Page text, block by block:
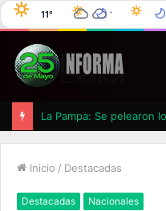
11°C 25 de Mayo 14°C 6°C 0%
Inicio / Destacadas
Destacadas Nacionales